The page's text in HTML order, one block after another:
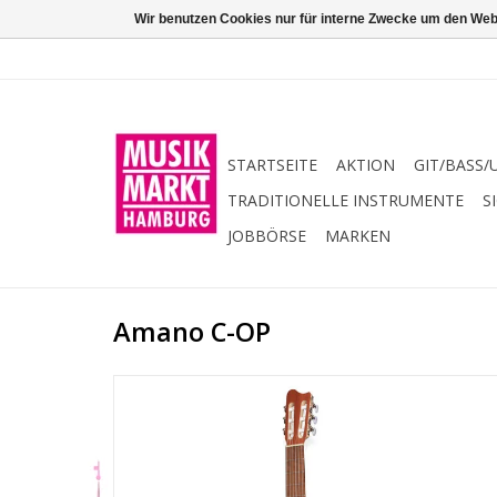
STARTSEITE AKTION
GIT/BASS/
TRADITIONELLE INSTRUMENTE
JOBBÖRSE
MARKEN
Amano C-OP
Wir benutzen Cookies nur für interne Zwecke um den